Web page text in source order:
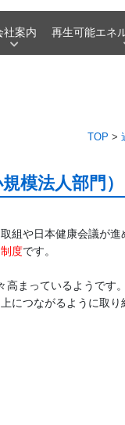
社案内 再生可能エネ
TOP >
模法人部門
度です。
まっているようです。
につながるように取り